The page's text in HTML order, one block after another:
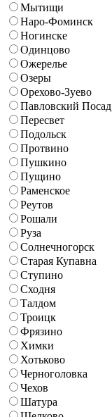
Мытищи
Наро-Фоминск
Ногинске
Одинцово
Ожерелье
Озеры
Орехово-Зуево
Павловский Посад
Пересвет
Подольск
Протвино
Пушкино
Пущино
Раменское
Реутов
Рошали
Руза
Солнечногорск
Старая Купавна
Ступино
Сходня
Талдом
Троицк
Фрязино
Химки
Хотьково
Черноголовка
Чехов
Шатура